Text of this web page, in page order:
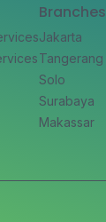
Branches
Jakarta
Tangerang
Solo
Surabaya
Makassar